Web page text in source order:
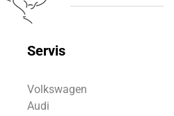
Servis
Volkswagen
Audi